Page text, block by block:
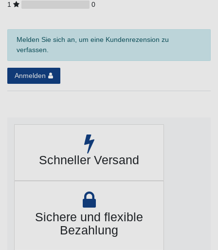
1
0
Melden Sie sich an, um eine Kundenrezension zu
verfassen.
Anmelden
Schneller Versand
Sichere und flexible
Bezahlung